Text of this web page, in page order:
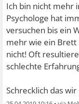
Ich bin nicht mehr
Psychologe hat
versuchen bis ein
mehr wie ein Brett
nicht! Oft
schlechte
Schrecklich das